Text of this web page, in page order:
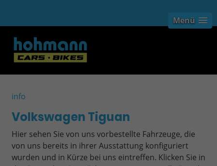
Menü
info
Volkswagen Tiguan
Hier sehen Sie von uns vorbestellte Fahrzeuge, die
von uns bereits in ihrer Ausstattung konfiguriert
wurden und in Kürze bei uns eintreffen. Klicken Sie in